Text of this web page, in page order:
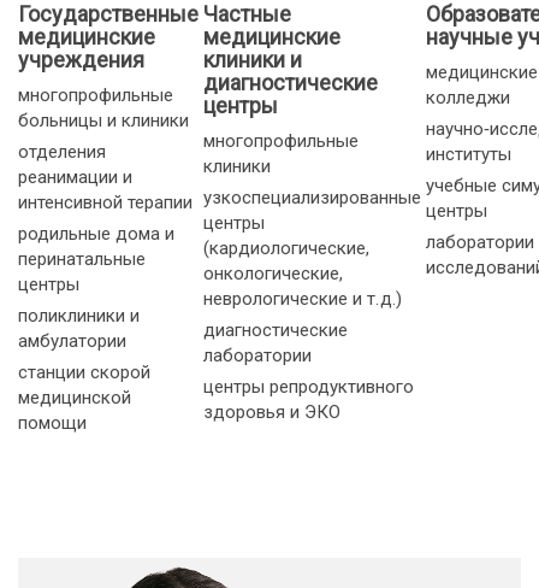
Государственные
медицинские
учреждения
многопрофильные
больницы и клиники
отделения
реанимации и
интенсивной терапии
родильные дома и
перинатальные
центры
поликлиники и
амбулатории
станции скорой
медицинской
помощи
Частные
медицинские
клиники и
диагностические
центры
многопрофильные
клиники
узкоспециализированные
центры
(кардиологические,
онкологические,
неврологические и т. д.)
диагностические
лаборатории
центры репродуктивного
здоровья и ЭКО
научные
колледжи
институты
учебные
центры
лаборатории